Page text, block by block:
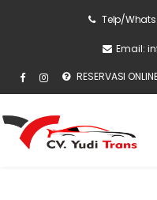
Telp/
Email:
RESERVASI